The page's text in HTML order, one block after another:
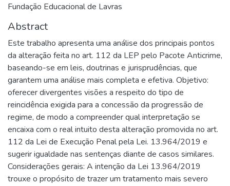
Fundação Educacional de Lavras
Abstract
Este trabalho apresenta uma análise dos principais pontos
da alteração feita no art. 112 da LEP pelo Pacote Anticrime,
baseando-se em leis, doutrinas e jurisprudências, que
garantem uma análise mais completa e efetiva. Objetivo:
oferecer divergentes visões a respeito do tipo de
reincidência exigida para a concessão da progressão de
regime, de modo a compreender qual interpretação se
encaixa com o real intuito desta alteração promovida no art.
112 da Lei de Execução Penal pela Lei. 13.964/2019 e
sugerir igualdade nas sentenças diante de casos similares.
Considerações gerais: A intenção da Lei 13.964/2019
trouxe o propósito de trazer um tratamento mais severo